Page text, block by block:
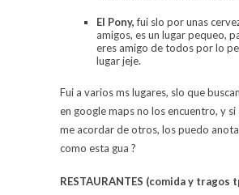
El Pony,fui slo por unas
amigos, es un lugar pequeo,
eres amigo de todos por lo
lugar jeje.
Fui a varios ms lugares, slo que
en google maps no los encuentro, y
me acordar de otros, los puedo
como esta gua ?
RESTAURANTES (comida y tragos